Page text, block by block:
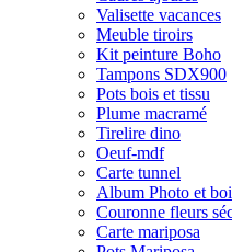
Valisette vacances
Meuble tiroirs
Kit peinture Boho
Tampons SDX900
Pots bois et tissu
Plume macramé
Tirelire dino
Oeuf-mdf
Carte tunnel
Album Photo et
Couronne fleurs
Carte mariposa